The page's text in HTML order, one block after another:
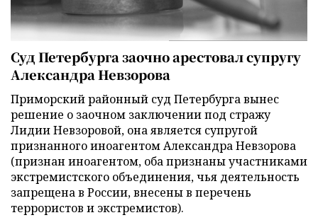
Суд Петербурга заочно арестовал супругу
Александра Невзорова
Приморский районный суд Петербурга вынес
решение о заочном заключении под стражу
Лидии Невзоровой, она является супругой
признанного иноагентом Александра Невзорова
(признан иноагентом, оба признаны участниками
экстремистского объединения, чья деятельность
запрещена в России, внесены в перечень
террористов и экстремистов).